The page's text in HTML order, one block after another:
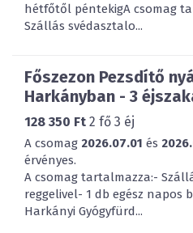
hétfőtől péntekigA csomag
Szállás svédasztalo...
Főszezon Pezsdítő
Harkányban - 3
128 350 Ft 2 fő 3 éj
A csomag 2026.07.01 és
érvényes.
A csomag tartalmazza:-
reggelivel- 1 db egész napos
Harkányi Gyógyfürd...